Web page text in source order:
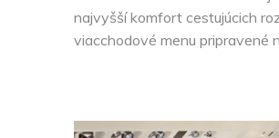
najvyšší komfort cestujúcich
viacchodové menu pripravené